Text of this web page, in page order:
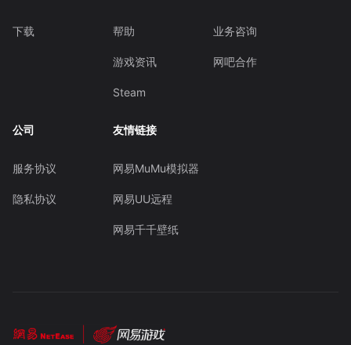
下载 帮助
游戏资讯
Steam
业务咨询
网吧合作
公司
服务协议
隐私协议
友情链接
网易MuMu模拟器
网易UU远程
网易千千壁纸